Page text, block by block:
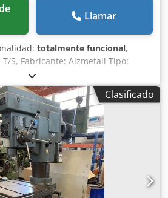
Llamar
totalmente funcional,
T/S, Fabricante: Alzmetall Tipo:
Nuevo / Máquina de demostración
en acero St 60: 18 mm,
60: M 12, Rosqueado en fundición
MK 2, Velocidad del husillo:
del husillo: 80 mm, Voladizo: 190
65 mm, Mesa de la máquina
mm, Número de ranuras en T –
x 80 mm, Distancia husillo-mesa
75/357 mm, Placa base de la
300x240 mm, Número de
Clasificado